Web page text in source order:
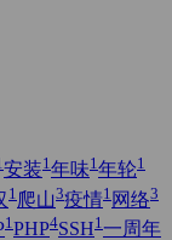
安装1年味1年轮1
1 爬山3疫情1 网络3
1 PHP4SSH1 一周年